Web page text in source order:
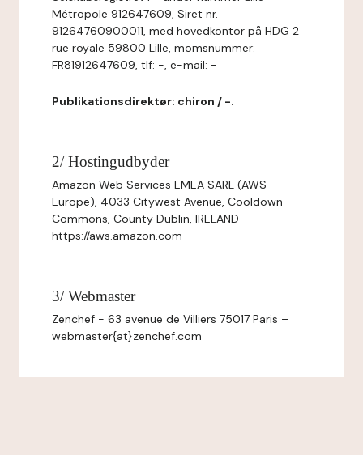
Métropole 912647609, Siret nr.
91264760900011, med hovedkontor på HDG 2
rue royale 59800 Lille, momsnummer:
FR81912647609, tlf: -, e-mail: -
Publikationsdirektør: chiron / -.
2/ Hostingudbyder
Amazon Web Services EMEA SARL (AWS
Europe), 4033 Citywest Avenue, Cooldown
Commons, County Dublin, IRELAND
https://aws.amazon.com
3/ Webmaster
Zenchef - 63 avenue de Villiers 75017 Paris –
webmaster{at}zenchef.com